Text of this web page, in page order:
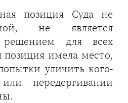
позиция Суда не
не является
решением для всех
позиция имела место,
уличить кого-
передергивании